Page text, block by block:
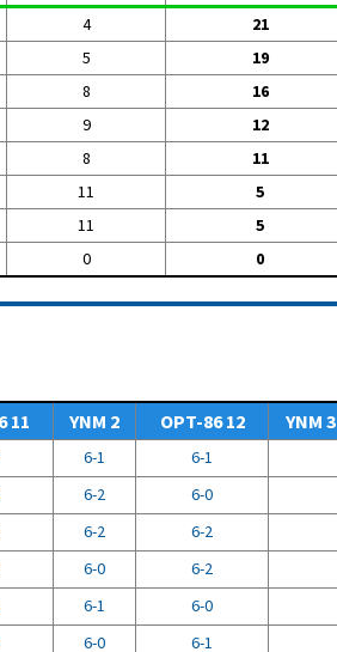
4
21
5
19
8
16
9
12
8
11
11
5
11
5
0 0
11 YNM 2 OPT-86 12
YNM 3
6-1 6-1
6-2 6-0
6-2 6-2
6-0 6-2
6-1 6-0
6-0 6-1